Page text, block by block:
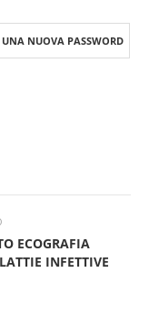
UNA NUOVA PASSWORD
ECOGRAFIA
INFETTIVE